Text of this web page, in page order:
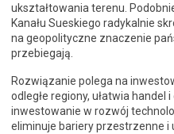
ukształtowania terenu.
Kanału Sueskiego radykalnie
na geopolityczne znaczenie
przebiegają.
Rozwiązanie polega na
odległe regiony, ułatwia handel
inwestowanie w rozwój
eliminuje bariery przestrzenne i